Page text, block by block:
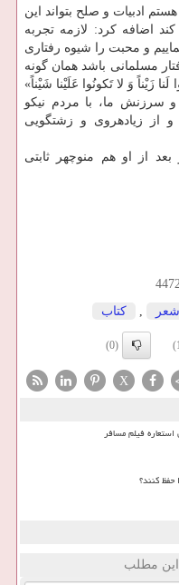
هستم ادبیات و صلح بتواند این
اضافه كرد: لازمه تجربه
و محبت را شیوه رفتاری
مسلمانی باشد همان گونه
زَیْناً وَ لا تَكونُوا عَلَیْنا شَیْناً»
سرزنش ما، با مردم نیكو
سخن بگویید و زبانتان را حفظ كنید و از زیاده‎روی و زشت‎گویی
از او هم منوچهر ثابتی
شعر , كتاب
(0)
X
فیلم مسافر
کنند؟
این مطلب